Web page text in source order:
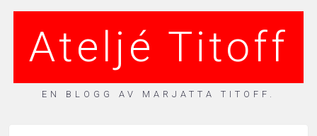
Ateljé Titoff
EN BLOGG AV MARJATTA TITOFF.